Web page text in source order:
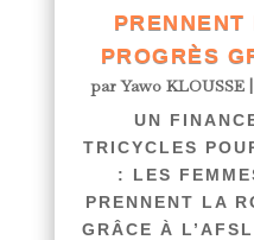
PRENNENT
PROGRÈS
parYawo KLOUSSE |
UN
TRICYCLES
: LES
PRENNENT LA
GRÂCE À